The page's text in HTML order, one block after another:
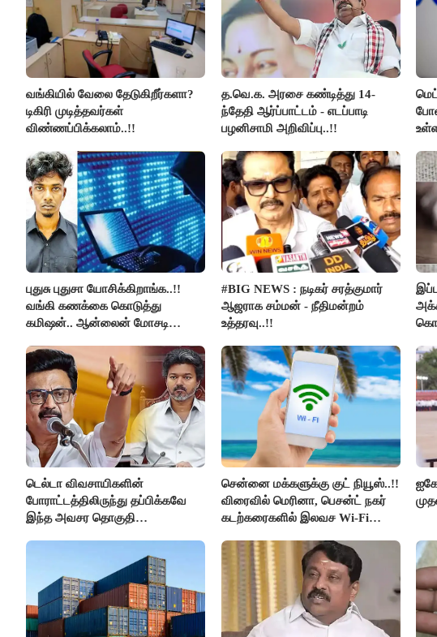
வங்கியில் வேலை தேடுகிறீர்களா?
டிகிரி முடித்தவர்கள்
விண்ணப்பிக்கலாம்..!!
த.வெ.க. அரசை கண்டித்து 14-
ந்தேதி ஆர்ப்பாட்டம் - எடப்பாடி
பழனிசாமி அறிவிப்பு..!!
புதுசு புதுசா யோசிக்கிறாங்க..!!
வங்கி கணக்கை கொடுத்து
கமிஷன்.. ஆன்லைன் மோசடி
கைது..!!
#BIG NEWS : நடிகர் சரத்குமார்
ஆஜராக சம்மன் - நீதிமன்றம்
உத்தரவு..!!
டெல்டா விவசாயிகளின்
போராட்டத்திலிருந்து தப்பிக்கவே
இந்த அவசர தொகுதி
சென்னை மக்களுக்கு குட் நியூஸ்..!!
விரைவில் மெரினா, பெசன்ட் நகர்
கடற்கரைகளில் இலவச Wi-Fi